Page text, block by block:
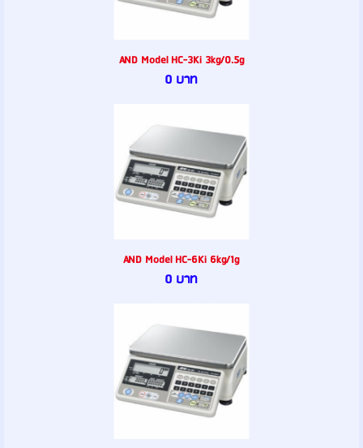
AND Model HC-3Ki 3kg/0.5g
0 บาท
AND Model HC-6Ki 6kg/1g
0 บาท